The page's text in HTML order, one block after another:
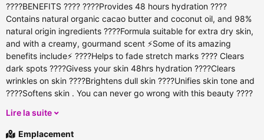
????BENEFITS ???? ????Provides 48 hours hydration ????
Contains natural organic cacao butter and coconut oil, and 98%
natural origin ingredients ????Formula suitable for extra dry skin,
and with a creamy, gourmand scent ⚡Some of its amazing
benefits include⚡ ????Helps to fade stretch marks ???? Clears
dark spots ????Givess your skin 48hrs hydration ????Clears
wrinkles on skin ????Brightens dull skin ????Unifies skin tone and
????Softens skin . You can never go wrong with this beauty ????
Lire la suite
Emplacement